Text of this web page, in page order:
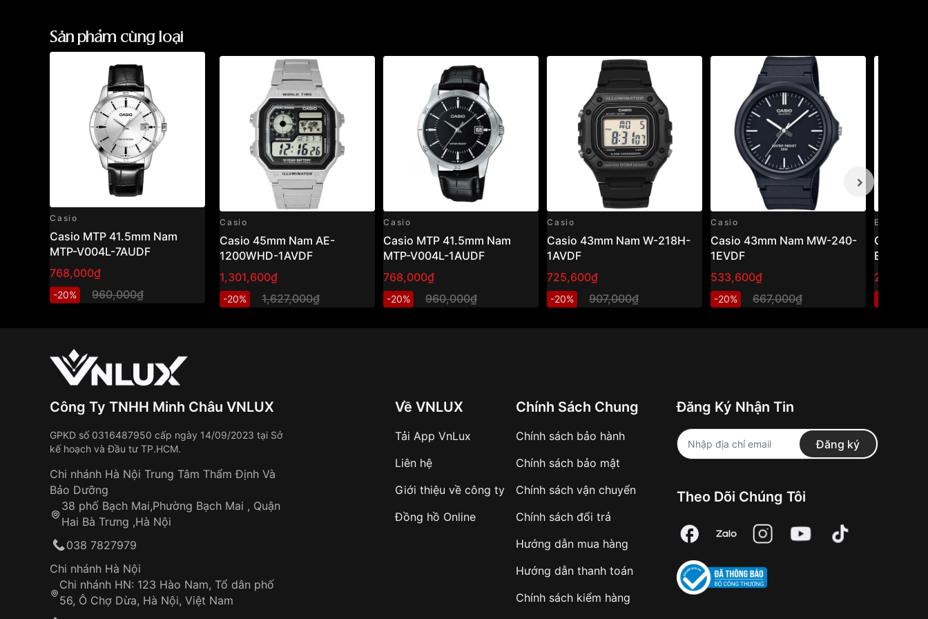
1A2DR":
Sản phẩm cùng loại
Casio
Casio MTP 41.5mm Nam
MTP-V004L-7AUDF
768,000₫
-20% 960,000₫
Casio
Casio 45mm Nam AE-
1200WHD-1AVDF
1,301,600₫
-20% 1,627,000₫
Casio
Casio MTP 41.5mm Nam
MTP-V004L-1AUDF
768,000₫
-20% 960,000₫
Casio
Casio 43mm Nam W-218H-
1AVDF
725,600₫
-20% 907,000₫
Casio
Casio 43mm Nam MW-240-
1EVDF
533,600₫
-20% 667,000₫
Edifice
Casio
EFR-
Công Ty TNHH Minh Châu VNLUX
GPKD số 0316487950 cấp ngày 14/09/2023 tại Sở
kế hoạch và Đầu tư TP.HCM.
Chi nhánh Hà Nội Trung Tâm Thẩm Định Và
Bảo Dưỡng
38 phố Bạch Mai,Phường Bạch Mai , Quận
Hai Bà Trưng ,Hà Nội
038 7827979
Chi nhánh Hà Nội
Chi nhánh HN: 123 Hào Nam, Tổ dân phố
56, Ô Chợ Dừa, Hà Nội, Việt Nam
Về VNLUX
Tải App VnLux
Liên hệ
Giới thiệu về công ty
Đồng hồ Online
Chính Sách Chung
Chính sách bảo hành
Chính sách bảo mật
Chính sách vận chuyển
Chính sách đổi trả
Hướng dẫn mua hàng
Hướng dẫn thanh toán
Chính sách kiểm hàng
Đăng Ký Nhận Tin
Đăng ký
Theo Dõi Chúng Tôi